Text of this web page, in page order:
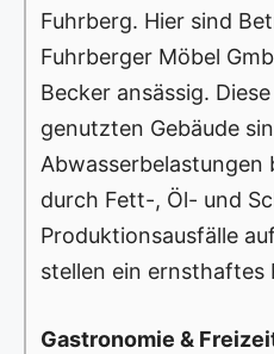
Fuhrberg. Hier sind
Fuhrberger Möbel
Becker ansässig.
genutzten Gebäude
durch Fett-, Öl- und
Produktionsausfälle
stellen ein ernsthaftes
Gastronomie &